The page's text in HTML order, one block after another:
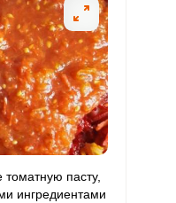
86.6
2.8 15.5
пасту,
ингредиентами